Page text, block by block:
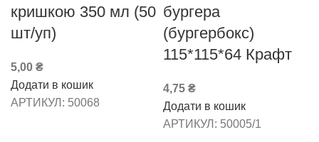
кришкою 350 мл (50
шт/уп)
5,00 ₴
Додати в кошик
АРТИКУЛ: 50068
бургера
(бургербокс)
115*115*64 Крафт
4,75 ₴
Додати в кошик
АРТИКУЛ: 50005/1